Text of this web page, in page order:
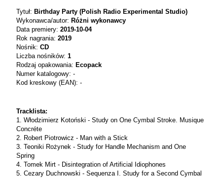
Tytuł: Birthday Party (Polish Radio Experimental Studio)
Wykonawca/autor: Różni wykonawcy
Data premiery: 2019-10-04
Rok nagrania: 2019
Nośnik: CD
Liczba nośników: 1
Rodzaj opakowania: Ecopack
Numer katalogowy: -
Kod kreskowy (EAN): -
Tracklista:
1. Włodzimierz Kotoński - Study on One Cymbal Stroke. Musique
Concréte
2. Robert Piotrowicz - Man with a Stick
3. Teoniki Rożynek - Study for Handle Mechanism and One
Spring
4. Tomek Mirt - Disintegration of Artificial Idiophones
5. Cezary Duchnowski - Sequenza I. Study for a Second Cymbal